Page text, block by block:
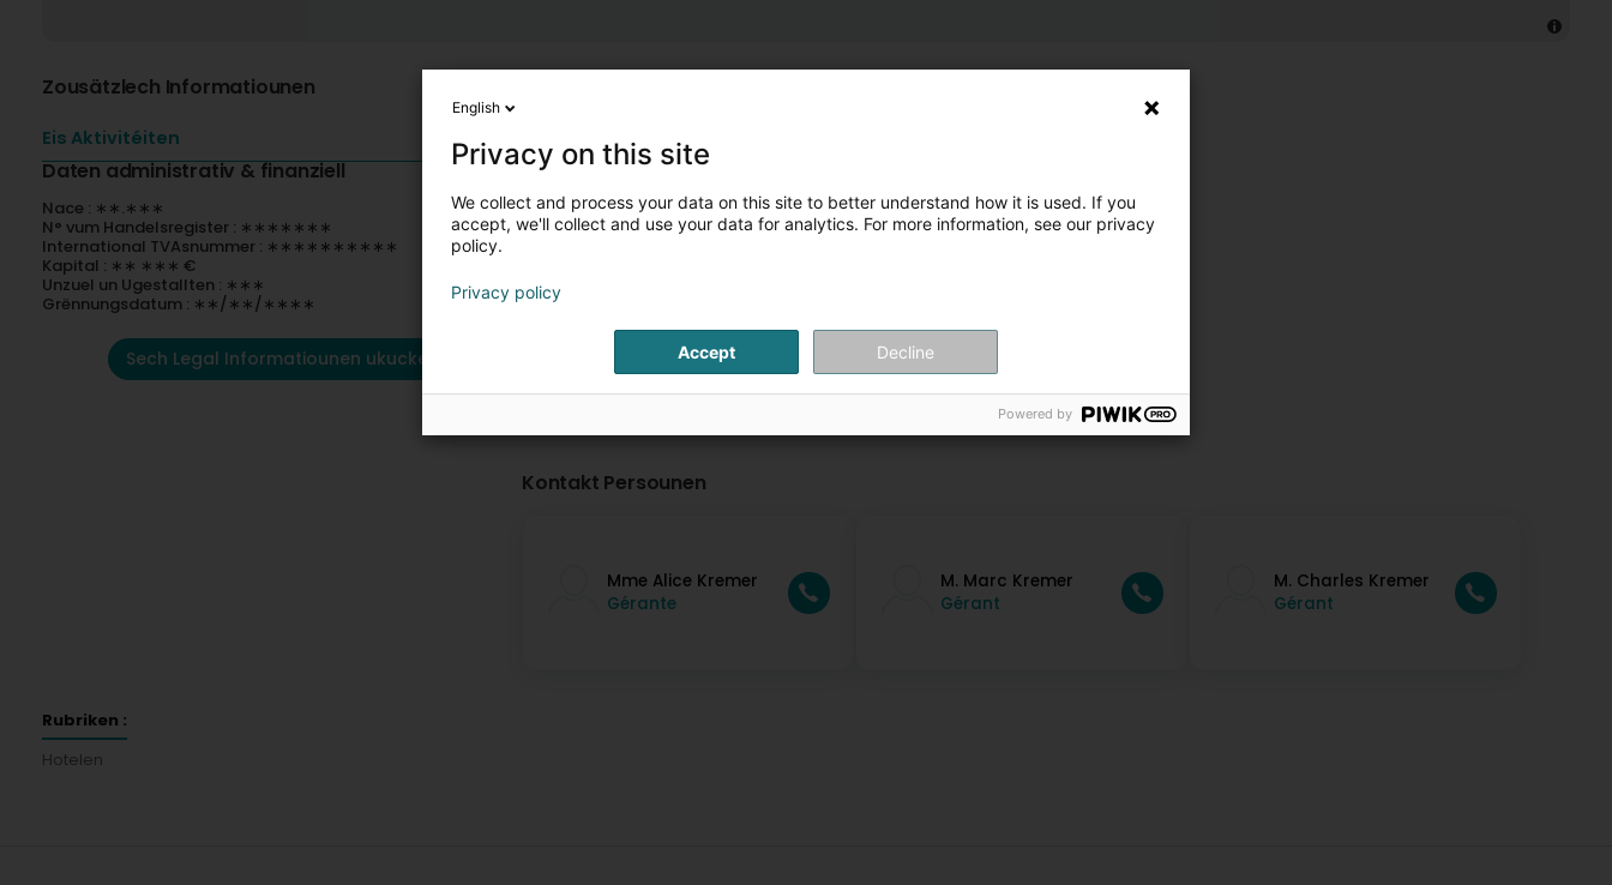
Zousätzlech Informatiounen
Eis Aktivitéiten
Daten administrativ & finanziell
Nace : ∗∗.∗∗∗
N° vum Handelsregister : ∗∗∗∗∗∗∗
International TVAsnummer : ∗∗∗∗∗∗∗∗∗∗
Kapital : ∗∗ ∗∗∗ €
Unzuel un Ugestallten : ∗∗∗
Grënnungsdatum : ∗∗/∗∗/∗∗∗∗
Sech Legal Informatiounen ukucken
Kontakt Persounen
Mme Alice Kremer
Gérante
M. Marc Kremer
Gérant
M. Charles Kremer
Gérant
Rubriken :
Hotelen
English
Privacy on this site
We collect and process your data on this site to better understand how it is used. If you
accept, we'll collect and use your data for analytics. For more information, see our privacy
policy.
Privacy policy
Accept Decline
Powered by